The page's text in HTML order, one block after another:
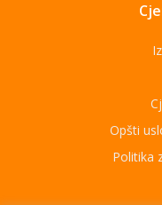
Opšti
Politika